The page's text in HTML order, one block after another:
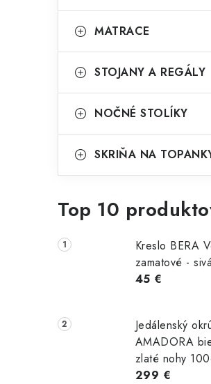
MATRACE
STOJANY A REGÁLY
NOČNÉ STOLÍKY
SKRIŇA NA
Top 10
Kreslo BERA
zamatové -
45 €
Jedálenský
AMADORA
zlaté nohy
299 €